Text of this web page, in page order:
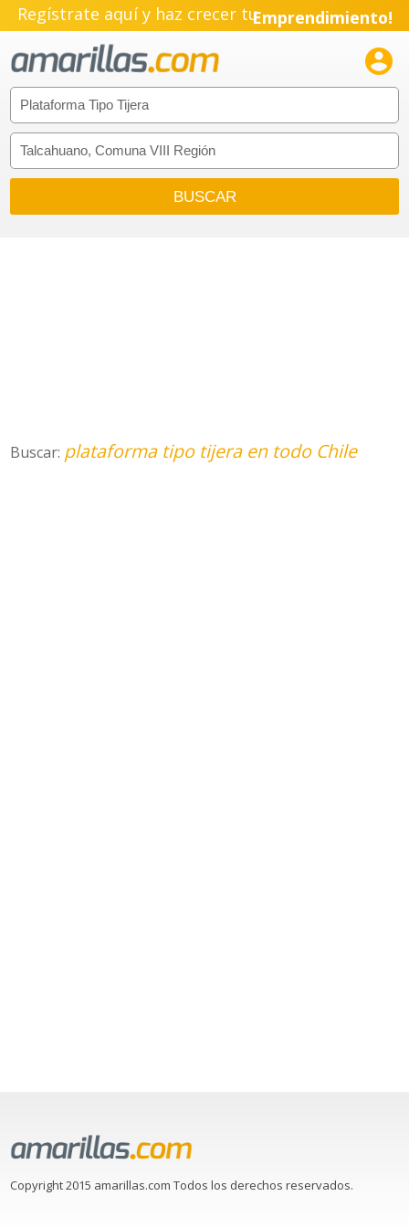
Regístrate aquí y haz crecer tuEmprendimiento!

Buscar: plataforma tipo tijera en todo Chile
Copyright 2015 amarillas.com Todos los derechos reservados.